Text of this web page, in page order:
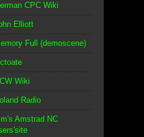
CPC Wiki
Elliott
Full (demoscene)
Wiki
Radio
Amstrad NC